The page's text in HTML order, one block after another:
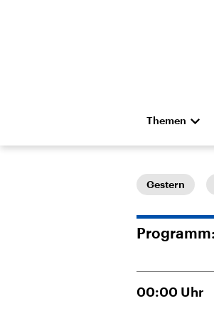
Themen
Die
Hörspiel und
Gestern
00:00 Uhr